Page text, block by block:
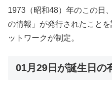
1973（昭和48）年のこの日
の情報」が発行されたこと
ットワークが制定。
01月29日が誕生日の